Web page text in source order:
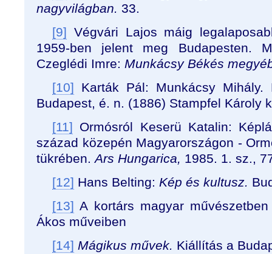
nagyvilágban. 33.
[9] Végvári Lajos máig
1959-ben jelent meg Budapesten.
Czeglédi Imre: Munkácsy Békés
[10] Karták Pál: Munkácsy Mihály.
Budapest, é. n. (1886) Stampfel Károly
[11] Ormósról Keserü Katalin:
század közepén Magyarországon -
tükrében.Ars Hungarica, 1985. 1. sz.,
[12] Hans Belting: Kép és kultusz.
[13] A kortárs magyar
Ákos műveiben
[14] Mágikus művek. Kiállítás a